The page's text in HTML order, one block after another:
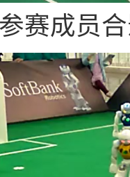
赛成员